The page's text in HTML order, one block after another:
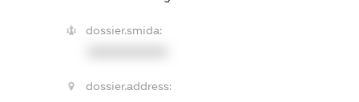
dossier.smida:
dossier.address: